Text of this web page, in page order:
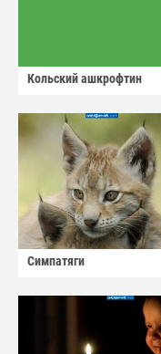
Кольский ашкрофтин
Симпатяги